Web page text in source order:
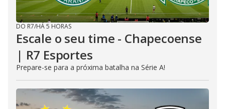
DO R7/HÁ 5 HORAS
Escale o seu time - Chapecoense
| R7 Esportes
Prepare-se para a próxima batalha na Série A!